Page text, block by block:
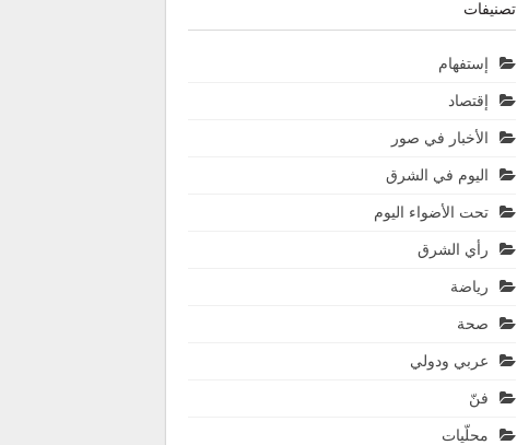
تصنيفات
إستفهام
إقتصاد
الأخبار في صور
اليوم في الشرق
تحت الأضواء اليوم
رأي الشرق
رياضة
صحة
عربي ودولي
فنّ
محلّيات